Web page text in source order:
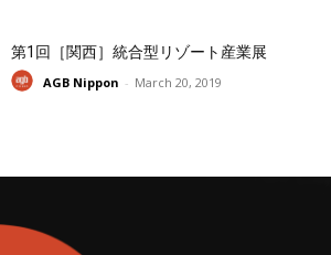
第1回［関西］統合型リゾート産業展
AGB Nippon - March 20, 2019